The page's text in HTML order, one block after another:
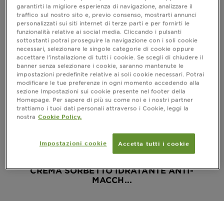
CREMA SORBETTO IDRATANTE ANTI-
MACCH...
garantirti la migliore esperienza di navigazione, analizzare il
traffico sul nostro sito e, previo consenso, mostrarti annunci
personalizzati sui siti internet di terze parti e per fornirti le
funzionalità relative ai social media. Cliccando i pulsanti
sottostanti potrai proseguire la navigazione con i soli cookie
necessari, selezionare le singole categorie di cookie oppure
accettare l’installazione di tutti i cookie. Se scegli di chiudere il
banner senza selezionare i cookie, saranno mantenute le
impostazioni predefinite relative ai soli cookie necessari. Potrai
modificare le tue preferenze in ogni momento accedendo alla
sezione Impostazioni sui cookie presente nel footer della
Homepage. Per sapere di più su come noi e i nostri partner
trattiamo i tuoi dati personali attraverso i Cookie, leggi la
nostra Cookie Policy.
Impostazioni cookie Accetta tutti i cookie